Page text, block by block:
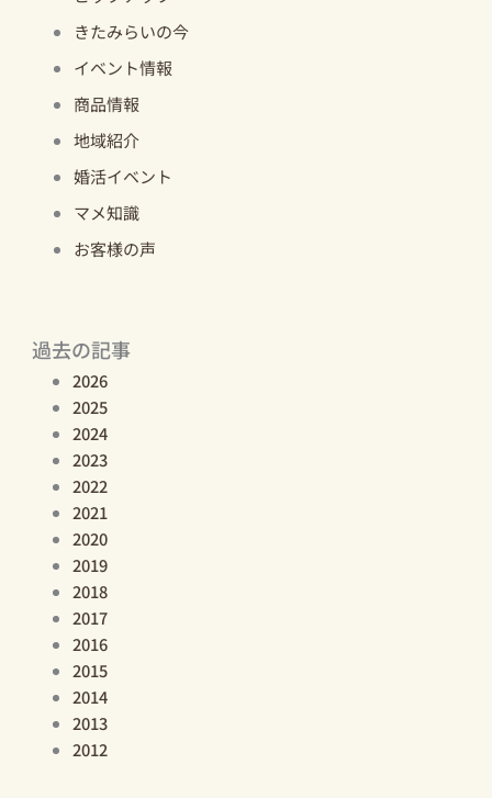
きたみらいの今
イベント情報
商品情報
地域紹介
婚活イベント
マメ知識
お客様の声
過去の記事
2026
2025
2024
2023
2022
2021
2020
2019
2018
2017
2016
2015
2014
2013
2012